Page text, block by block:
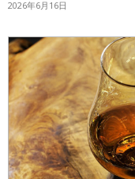
2026年6月16日